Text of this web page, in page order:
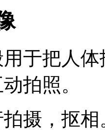
于把人
拍照。
摄，抠